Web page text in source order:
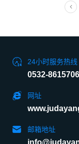
24小时服务热线
0532-
网址
邮箱地址